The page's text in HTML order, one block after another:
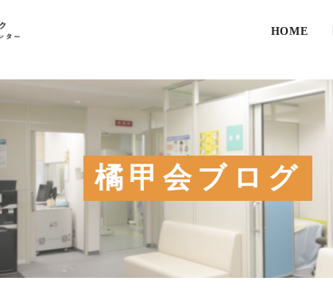
HOME
橘甲会ブログ